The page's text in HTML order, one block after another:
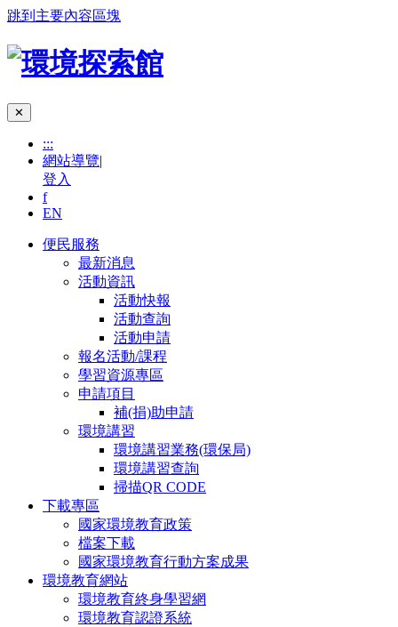
跳到主要內容區塊
✕
:::
網站導覽|
登入
f
EN
便民服務
最新消息
活動資訊
活動快報
活動查詢
活動申請
報名活動/課程
學習資源專區
申請項目
補(捐)助申請
環境講習
環境講習業務(環保局)
環境講習查詢
掃描QR CODE
下載專區
國家環境教育政策
檔案下載
國家環境教育行動方案成果
環境教育網站
環境教育終身學習網
環境教育認證系統